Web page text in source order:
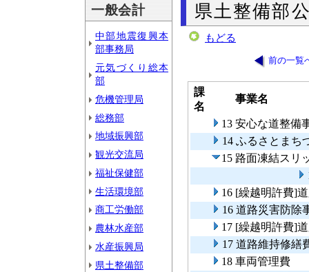
一般会計
中部地震復興本
部事務局
元気づくり総本
部
危機管理局
総務部
地域振興部
観光交流局
福祉保健部
生活環境部
商工労働部
農林水産部
水産振興局
県土整備部
県土整備部
もどる
前の一覧
課
名
事業名
13 安心な道整備
14 ふるさとまち
15 路面凍結スリ
16 [繰越明許費]
16 道路災害防除
17 [繰越明許費]
17 道路維持修繕
18 車両管理費